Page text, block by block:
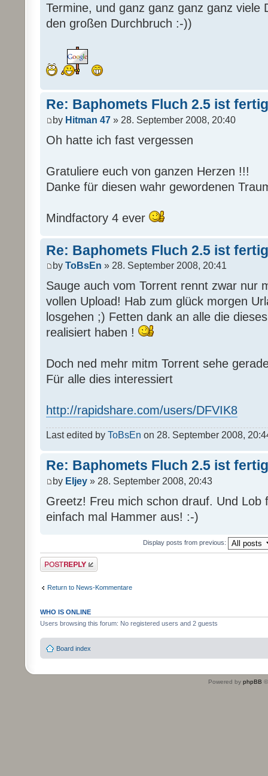
Termine, und ganz ganz ganz ganz viele
den großen Durchbruch :-))
Re: Baphomets Fluch 2.5 ist fertig
by Hitman 47 » 28. September 2008, 20:40
Oh hatte ich fast vergessen
Gratuliere euch von ganzen Herzen !!!
Danke für diesen wahr gewordenen
Mindfactory 4 ever
Re: Baphomets Fluch 2.5 ist fertig
by ToBsEn » 28. September 2008, 20:41
Sauge auch vom Torrent rennt zwar nur
vollen Upload! Hab zum glück morgen
losgehen ;) Fetten dank an alle die
realisiert haben !
Doch ned mehr mitm Torrent sehe
Für alle dies interessiert
http://rapidshare.com/users/DFVIK8
Last edited by ToBsEn on 28. September 2008,
Re: Baphomets Fluch 2.5 ist fertig
by Eljey » 28. September 2008, 20:43
Greetz! Freu mich schon drauf. Und Lob
einfach mal Hammer aus! :-)
Display posts from previous:
Post a reply
Return to News-Kommentare
WHO IS ONLINE
Users browsing this forum: No registered users and 2 guests
Board index
Powered by phpBB